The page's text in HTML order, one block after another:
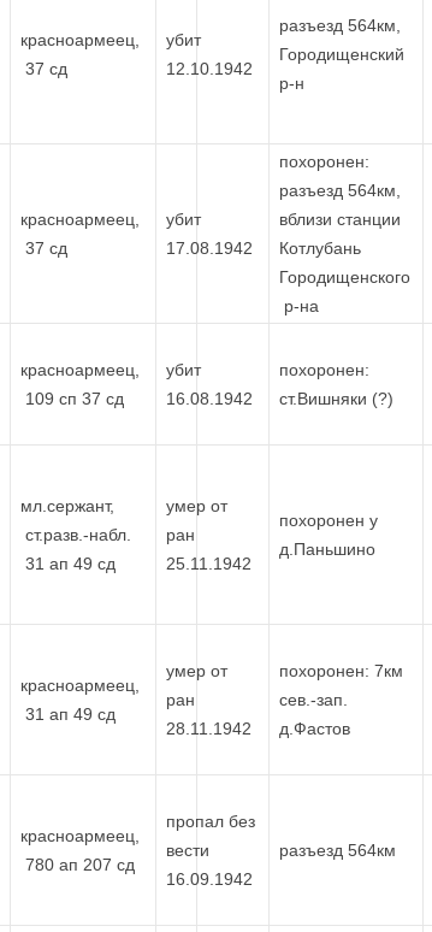
красноармеец,
37 сд
убит
12.10.1942
разъезд 564км,
Городищенский
р-н
красноармеец,
37 сд
убит
17.08.1942
похоронен:
разъезд 564км,
вблизи станции
Котлубань
Городищенского
р-на
красноармеец,
109 сп 37 сд
убит
16.08.1942
похоронен:
ст.Вишняки (?)
мл.сержант,
ст.разв.-набл.
31 ап 49 сд
умер от
ран
25.11.1942
похоронен у
д.Паньшино
красноармеец,
31 ап 49 сд
умер от
ран
28.11.1942
похоронен: 7км
сев.-зап.
д.Фастов
красноармеец,
780 ап 207 сд
пропал без
вести
16.09.1942
разъезд 564км